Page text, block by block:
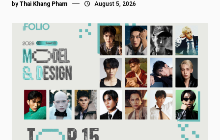
by Thai Khang Pham August 5, 2026